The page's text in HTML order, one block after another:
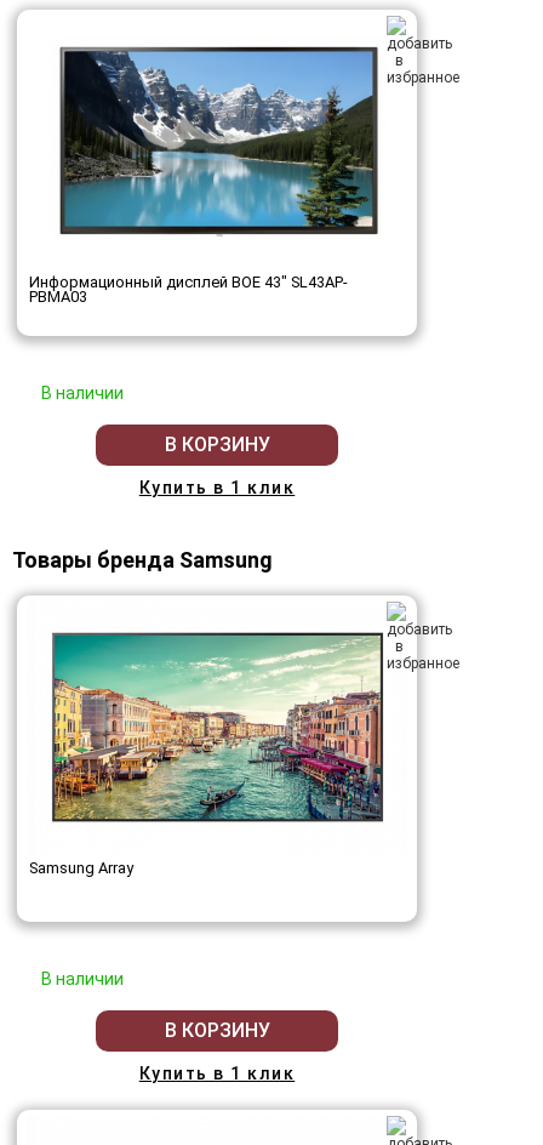
Информационный дисплей BOE 43" SL43AP-
PBMA03
В наличии
В КОРЗИНУ
Купить в 1 клик
Товары бренда Samsung
Samsung Array
В наличии
В КОРЗИНУ
Купить в 1 клик